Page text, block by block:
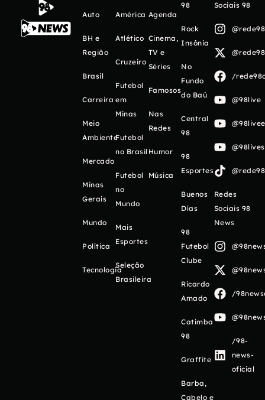
Auto
BH e
Região
Brasil
Carreira
Meio
Ambiente
Mercado
Minas
Gerais
Mundo
Política
Tecnologia
América
Atlético
Cruzeiro
Futebol
em
Minas
Futebol
no Brasil
Futebol
no
Mundo
Mais
Esportes
Seleção
Brasileira
Agenda
Cinema,
TV e
Séries
Famosos
Nas
Redes
Humor
Música
98
Rock
Insônia
No
Fundo
do Baú
Central
98
98
Esportes
Buenos
Días
98
Futebol
Clube
Ricardo
Amado
Catimba
98
Graffite
Barba,
Cabelo e
Sociais 98
/
@98live
Redes
Sociais 98
News
/
/98-
news-
oficial